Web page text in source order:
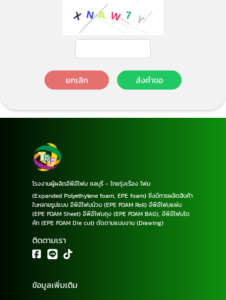
ยกเลิก ส่งคำขอ
โรงงานผู้ผลิตอีพีอีโฟม ชลบุรี - ไทยรุ่งเรือง โฟม
(Expanded Polyethylene foam, EPE foam) ซึ่งมีการผลิตสินค้า
ในหลายรูปแบบ อีพีอีโฟมม้วน (EPE FOAM Roll) อีพีอีโฟมแผ่น
(EPE FOAM Sheet) อีพีอีโฟมถุง (EPE FOAM BAG), อีพีอีโฟมได
คัท (EPE FOAM Die cut) ตัดตามแบบงาน (Drawing)
ติดตามเรา
ข้อมูลเพิ่มเติม